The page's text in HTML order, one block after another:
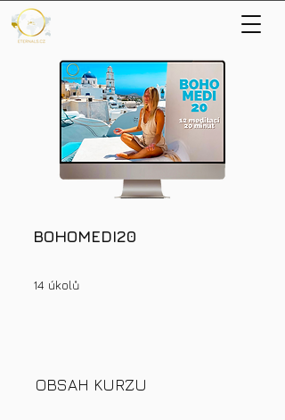
BOHOMEDI20
14 úkolů
OBSAH KURZU